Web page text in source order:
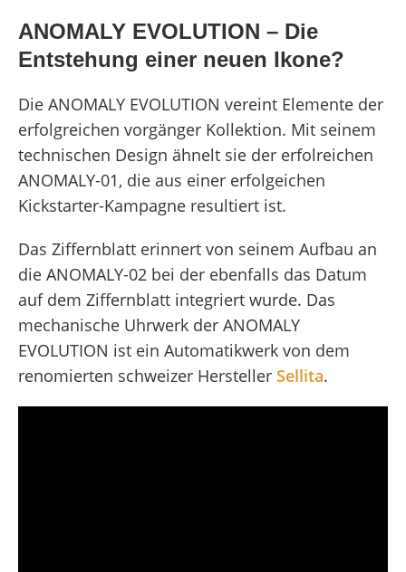
ANOMALY EVOLUTION – Die
Entstehung einer neuen Ikone?
Die ANOMALY EVOLUTION vereint Elemente der
erfolgreichen vorgänger Kollektion. Mit seinem
technischen Design ähnelt sie der erfolreichen
ANOMALY-01, die aus einer erfolgeichen
Kickstarter-Kampagne resultiert ist.
Das Ziffernblatt erinnert von seinem Aufbau an
die ANOMALY-02 bei der ebenfalls das Datum
auf dem Ziffernblatt integriert wurde. Das
mechanische Uhrwerk der ANOMALY
EVOLUTION ist ein Automatikwerk von dem
renomierten schweizer Hersteller Sellita.